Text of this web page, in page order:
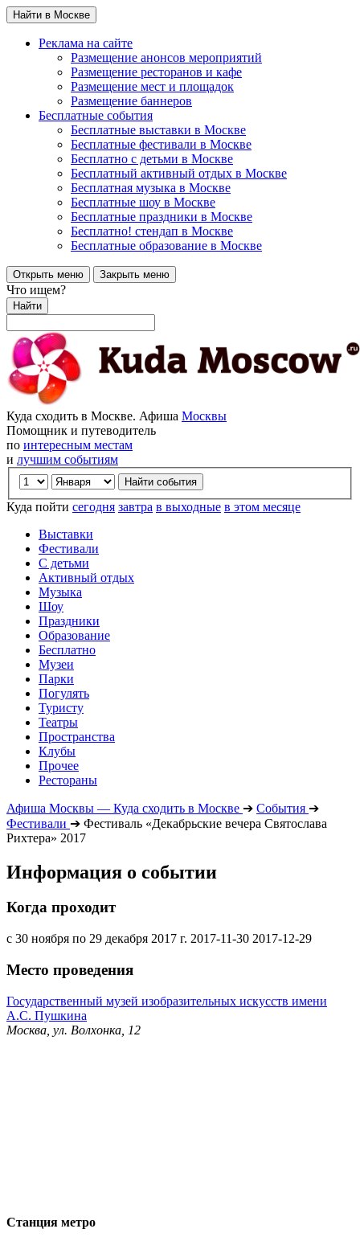
Найти в Москве
Реклама на сайте
Размещение анонсов мероприятий
Размещение ресторанов и кафе
Размещение мест и площадок
Размещение баннеров
Бесплатные события
Бесплатные выставки в Москве
Бесплатные фестивали в Москве
Бесплатно с детьми в Москве
Бесплатный активный отдых в Москве
Бесплатная музыка в Москве
Бесплатные шоу в Москве
Бесплатные праздники в Москве
Бесплатно! стендап в Москве
Бесплатные образование в Москве
Открыть меню Закрыть меню
Что ищем?
Найти
Куда сходить в Москве. Афиша Москвы
Помощник и путеводитель
по интересным местам
и лучшим событиям
Куда пойти сегодня завтра в выходные в этом месяце
Выставки
Фестивали
С детьми
Активный отдых
Музыка
Шоу
Праздники
Образование
Бесплатно
Музеи
Парки
Погулять
Туристу
Театры
Пространства
Клубы
Прочее
Рестораны
Афиша Москвы — Куда сходить в Москве ➔ События ➔
Фестивали ➔ Фестиваль «Декабрьские вечера Святослава
Рихтера» 2017
Информация о событии
Когда проходит
с 30 ноября по 29 декабря 2017 г. 2017-11-30 2017-12-29
Место проведения
Государственный музей изобразительных искусств имени
А.С. Пушкина
Москва, ул. Волхонка, 12
Станция метро